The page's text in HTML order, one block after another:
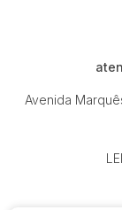
Avenida